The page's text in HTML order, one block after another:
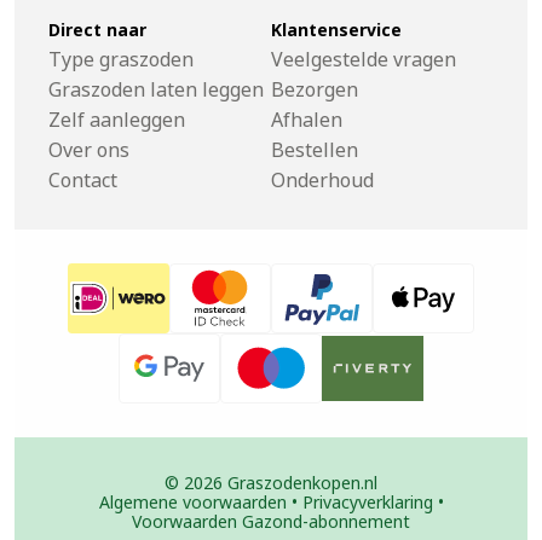
Direct naar
Type graszoden
Graszoden laten leggen
Zelf aanleggen
Over ons
Contact
Klantenservice
Veelgestelde vragen
Bezorgen
Afhalen
Bestellen
Onderhoud
© 2026 Graszodenkopen.nl
Algemene voorwaarden • Privacyverklaring •
Voorwaarden Gazond-abonnement